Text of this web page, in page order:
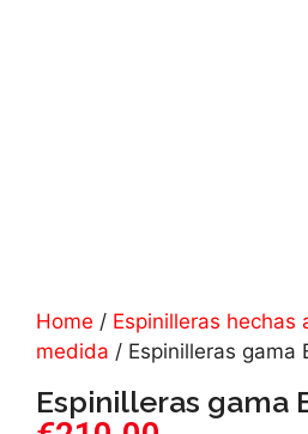
Home / Espinilleras hechas
medida / Espinilleras gama
Espinilleras gama